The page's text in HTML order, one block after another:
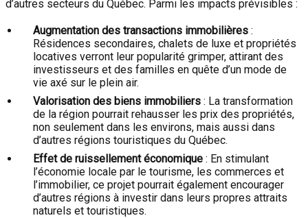
d’autres secteurs du Québec. Parmi les impacts prévisibles :
Augmentation des transactions immobilières :
Résidences secondaires, chalets de luxe et propriétés
locatives verront leur popularité grimper, attirant des
investisseurs et des familles en quête d’un mode de
vie axé sur le plein air.
Valorisation des biens immobiliers : La transformation
de la région pourrait rehausser les prix des propriétés,
non seulement dans les environs, mais aussi dans
d’autres régions touristiques du Québec.
Effet de ruissellement économique : En stimulant
l’économie locale par le tourisme, les commerces et
l’immobilier, ce projet pourrait également encourager
d’autres régions à investir dans leurs propres attraits
naturels et touristiques.